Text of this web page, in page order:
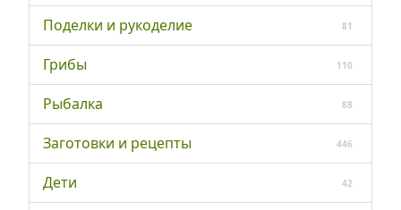
Поделки и рукоделие 81
Грибы 110
Рыбалка 88
Заготовки и рецепты 446
Дети 42